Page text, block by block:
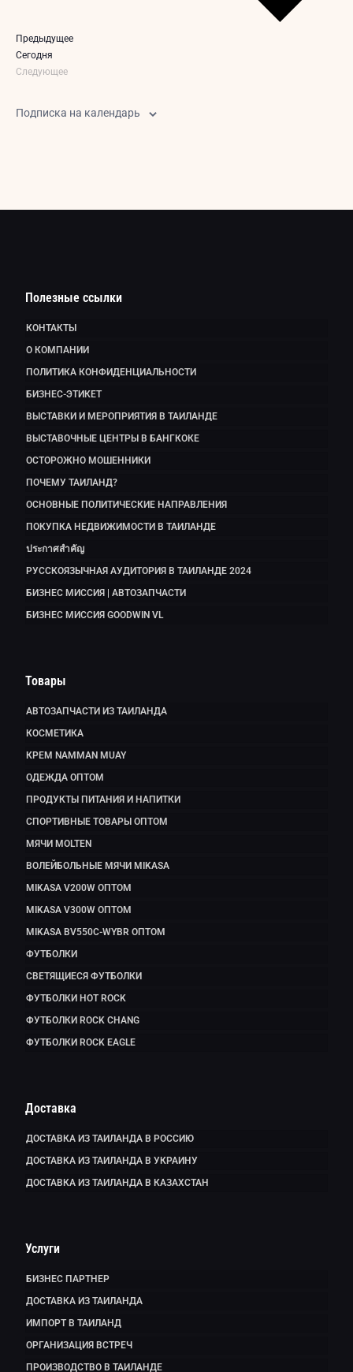
ПредыдущееМероприятия
Cегодня
Следующее
Подписка на календарь
Полезные ссылки
КОНТАКТЫ
О КОМПАНИИ
ПОЛИТИКА КОНФИДЕНЦИАЛЬНОСТИ
БИЗНЕС-ЭТИКЕТ
ВЫСТАВКИ И МЕРОПРИЯТИЯ В ТАИЛАНДЕ
ВЫСТАВОЧНЫЕ ЦЕНТРЫ В БАНГКОКЕ
ОСТОРОЖНО МОШЕННИКИ
ПОЧЕМУ ТАИЛАНД?
ОСНОВНЫЕ ПОЛИТИЧЕСКИЕ НАПРАВЛЕНИЯ
ПОКУПКА НЕДВИЖИМОСТИ В ТАИЛАНДЕ
ประกาศสำคัญ
РУССКОЯЗЫЧНАЯ АУДИТОРИЯ В ТАИЛАНДЕ 2024
БИЗНЕС МИССИЯ | АВТОЗАПЧАСТИ
БИЗНЕС МИССИЯ GOODWIN VL
Товары
АВТОЗАПЧАСТИ ИЗ ТАИЛАНДА
КОСМЕТИКА
КРЕМ NAMMAN MUAY
ОДЕЖДА ОПТОМ
ПРОДУКТЫ ПИТАНИЯ И НАПИТКИ
СПОРТИВНЫЕ ТОВАРЫ ОПТОМ
МЯЧИ MOLTEN
ВОЛЕЙБОЛЬНЫЕ МЯЧИ MIKASA
MIKASA V200W ОПТОМ
MIKASA V300W ОПТОМ
MIKASA BV550C-WYBR ОПТОМ
ФУТБОЛКИ
СВЕТЯЩИЕСЯ ФУТБОЛКИ
ФУТБОЛКИ HOT ROCK
ФУТБОЛКИ ROCK CHANG
ФУТБОЛКИ ROCK EAGLE
Доставка
ДОСТАВКА ИЗ ТАИЛАНДА В РОССИЮ
ДОСТАВКА ИЗ ТАИЛАНДА В УКРАИНУ
ДОСТАВКА ИЗ ТАИЛАНДА В КАЗАХСТАН
Услуги
БИЗНЕС ПАРТНЕР
ДОСТАВКА ИЗ ТАИЛАНДА
ИМПОРТ В ТАИЛАНД
ОРГАНИЗАЦИЯ ВСТРЕЧ
ПРОИЗВОДСТВО В ТАИЛАНДЕ